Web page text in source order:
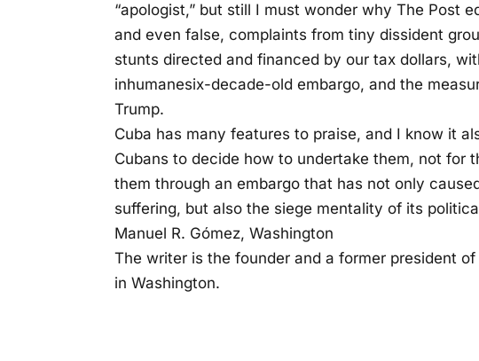
“apologist,” but still I must wonder why The Post
and even false, complaints from tiny dissident
stunts directed and financed by our tax dollars,
inhumanesix-decade-old embargo, and the
Trump.
Cuba has many features to praise, and I know it
Cubans to decide how to undertake them, not for
them through an embargo that has not only
suffering, but also the siege mentality of its
Manuel R. Gómez, Washington
The writer is the founder and a former president
in Washington.